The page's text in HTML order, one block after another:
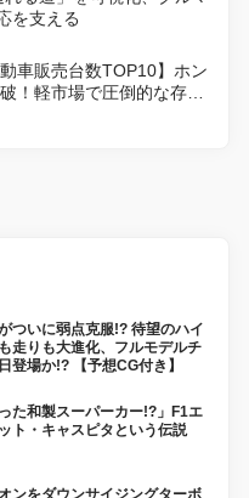
を支える
車販売台数TOP10】ホン
！軽市場で圧倒的な存在
ついに弱点克服!? 待望のハイ
走りも大進化、フルモデルチ
登場か!? 【予想CG付き】
た和製スーパーカー!?」F1エ
ト・キャスピタという伝説
ンをダウンサイジングターボ